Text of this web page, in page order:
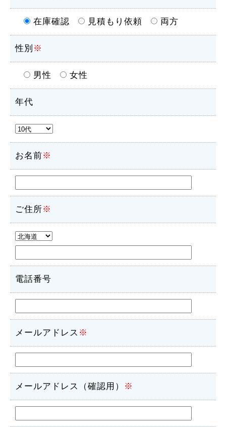
在庫確認 見積もり依頼 両方
性別 ※
男性 女性
年代
お名前※
ご住所※
電話番号
メールアドレス ※
メールアドレス（確認用） ※